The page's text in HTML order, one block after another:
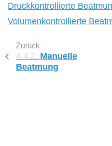
Druckkontrollierte
Volumenkontrollierte
Zurück
4.4.2. Manuelle
Beatmung